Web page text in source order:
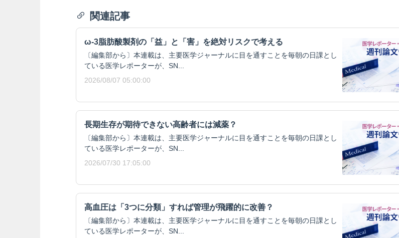
関連記事
ω-3脂肪酸製剤の「益」と「害」を絶対リスクで考える
〔編集部から〕本連載は、主要医学ジャーナルに目を通すことを毎朝の日課とし
ている医学レポーターが、SN...
2026/08/07 05:00:00
長期生存が期待できない高齢者には減薬？
〔編集部から〕本連載は、主要医学ジャーナルに目を通すことを毎朝の日課とし
ている医学レポーターが、SN...
2026/07/30 17:05:00
高血圧は「3つに分類」すれば管理が飛躍的に改善？
〔編集部から〕本連載は、主要医学ジャーナルに目を通すことを毎朝の日課とし
ている医学レポーターが、SN...